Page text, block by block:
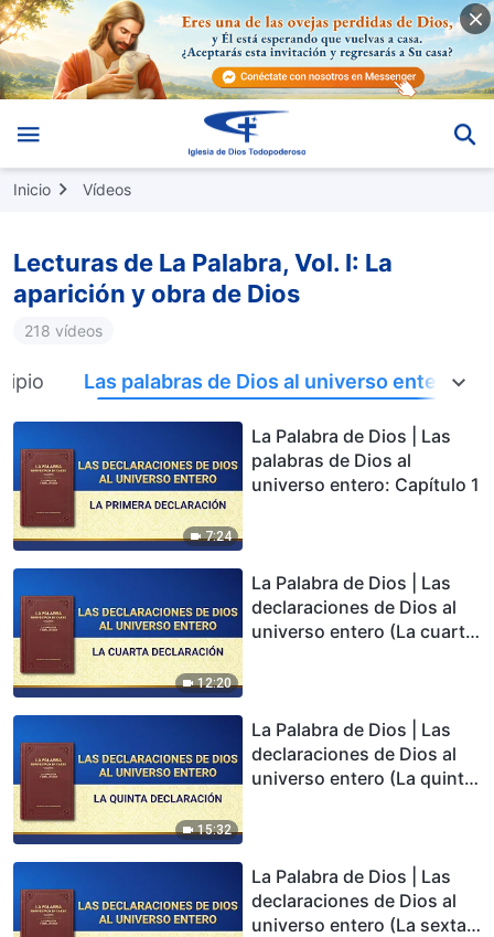
Inicio Vídeos
Lecturas de La Palabra, Vol. I: La
aparición y obra de Dios
218 vídeos
Las palabras de Dios al universo entero
7:24
La Palabra de Dios | Las
palabras de Dios al
universo entero: Capítulo 1
12:20
La Palabra de Dios | Las
declaraciones de Dios al
universo entero (La cuarta
15:32
La Palabra de Dios | Las
declaraciones de Dios al
universo entero (La quinta
La Palabra de Dios | Las
declaraciones de Dios al
universo entero (La sexta